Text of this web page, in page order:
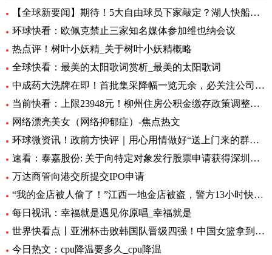
【全球新要闻】期待！5大自由球员下家敲定？湖人快船或签全明星后卫
环球快看：欧佩克禁止三家知名媒体参加维也纳会议
热点评！树叶小妖精_关于树叶小妖精概略
全球快看：最美的太阳歌词赏析_最美的太阳歌词
中成药大洗牌在即！首批集采降幅一览无余，必关注公司火线全揭秘，投资风险哪里藏？
当前快看：上限23948元！柳州住房公积金缴存政策调整，7月起执行
网络漂亮美女（网络抑郁症）-焦点热文
环球微资讯！政前方快评｜用心用情做好“送上门来的群众工作”
速看：泰嘉股份: 关于向特定对象发行股票申请获得深圳证券交易所上市审核中心审核通过的公告
万达商管向港交所提交IPO申请
“我的金店被人偷了！”江西一地金店被盗，警方13小时快速侦破 每日看点
每日视讯：幸福就是遇见你原唱_幸福就是
世界快看点丨亚洲杯击败韩国队晋级四强！中国女篮拿到世界杯及奥运资格赛席位
今日热文：cpu降温要多久_cpu降温